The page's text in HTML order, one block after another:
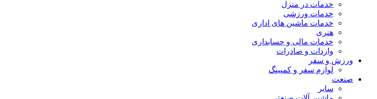
خدمات در منزل
خدمات ورزشی
خدمات ماشین های اداری
هنری
خدمات مالی و حسابداری
واردات و صادرات
ورزش و سفر
لوازم سفر و کمپینگ
صنعت
سایر